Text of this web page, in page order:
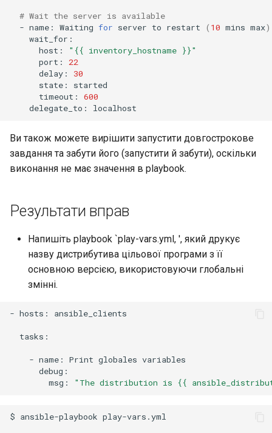
# Wait the server is available
- name: Waiting for server to restart ( 10 mins max)
host:
"{{ inventory_hostname }}"
port:
22
delay:
30
state:
timeout:
600
delegate_to:
Ви також можете вирішити запустити довгострокове
завдання та забути його (запустити й забути), оскільки
виконання не має значення в playbook.
Результати вправ
Напишіть playbook `play-vars.yml, ', який друкує
назву дистрибутива цільової програми з її
основною версією, використовуючи глобальні
змінні.
- hosts: ansible_clients
tasks:
- name: Print globales
msg:
"The distribution is {{
$ ansible-playbook play-vars.yml